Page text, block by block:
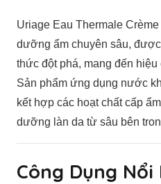
Uriage Eau Thermale
dưỡng ẩm chuyên sâu,
thức đột phá, mang đến
Sản phẩm ứng dụng nước
kết hợp các hoạt chất cấp
dưỡng làn da từ sâu bên
Công Dụng Nổi